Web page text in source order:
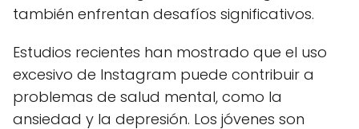
también enfrentan desafíos significativos.
Estudios recientes han mostrado que el uso
excesivo de Instagram puede contribuir a
problemas de salud mental, como la
ansiedad y la depresión. Los jóvenes son